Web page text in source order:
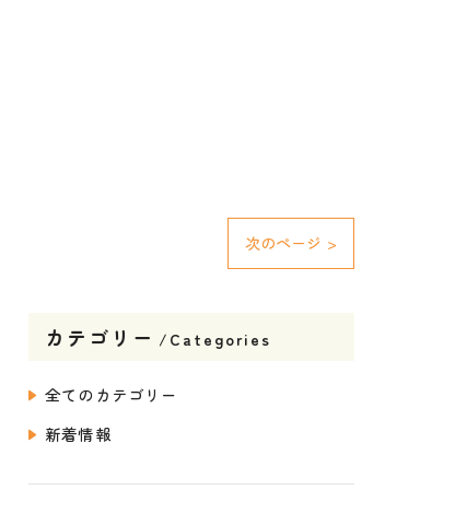
次のページ >
カテゴリー Categories
全てのカテゴリー
新着情報